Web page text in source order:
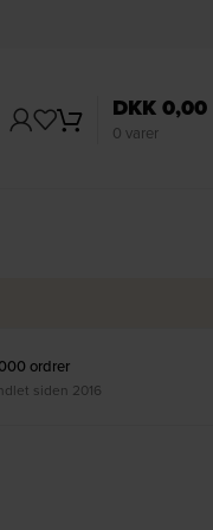
0 varer
DKK0,00
ordrer
siden 2016